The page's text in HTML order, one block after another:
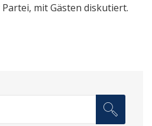
mit Gästen diskutiert.